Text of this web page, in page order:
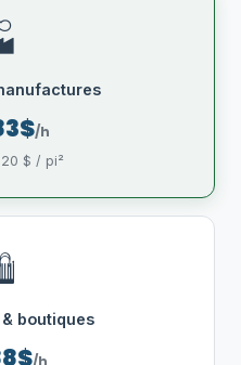
/h
$ / pi²
boutiques
/h